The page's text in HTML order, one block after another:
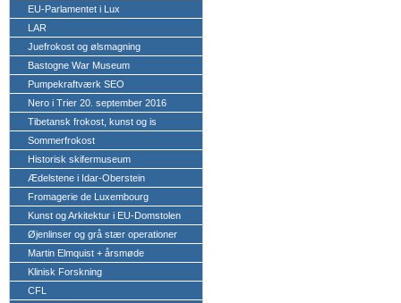
EU-Parlamentet i Lux
LAR
Juefrokost og ølsmagning
Bastogne War Museum
Pumpekraftværk SEO
Nero i Trier 20. september 2016
Tibetansk frokost, kunst og is
Sommerfrokost
Historisk skifermuseum
Ædelstene i Idar-Oberstein
Fromagerie de Luxembourg
Kunst og Arkitektur i EU-Domstolen
Øjenlinser og grå stær operationer
Martin Elmquist + årsmøde
Klinisk Forskning
CFL